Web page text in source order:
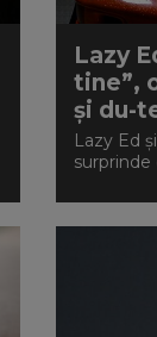
Lazy
tine”,
și du-
Lazy Ed
surprinde